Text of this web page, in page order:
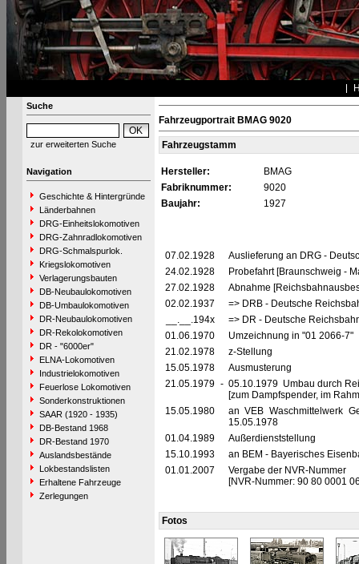
Suche
zur erweiterten Suche
Navigation
Geschichte & Hintergründe
Länderbahnen
DRG-Einheitslokomotiven
DRG-Zahnradlokomotiven
DRG-Schmalspurlok.
Kriegslokomotiven
Verlagerungsbauten
DB-Neubaulokomotiven
DB-Umbaulokomotiven
DR-Neubaulokomotiven
DR-Rekolokomotiven
DR - "6000er"
ELNA-Lokomotiven
Industrielokomotiven
Feuerlose Lokomotiven
Sonderkonstruktionen
SAAR (1920 - 1935)
DB-Bestand 1968
DR-Bestand 1970
Auslandsbestände
Lokbestandslisten
Erhaltene Fahrzeuge
Zerlegungen
Fahrzeugportrait BMAG 9020
Fahrzeugstamm
Hersteller:
BMAG
Fabriknummer:
9020
Baujahr:
1927
07.02.1928
Auslieferung an DRG -
24.02.1928
Probefahrt [Braunschweig -
27.02.1928
Abnahme
02.02.1937
=> DRB - Deutsche
__.__.194x
=> DR - Deutsche
01.06.1970
Umzeichnung in "01 2066-7"
21.02.1978
z-Stellung
15.05.1978
Ausmusterung
21.05.1979 - 05.10.1979 Umbau durch
[zum Dampfspender, im
15.05.1980
an VEB Waschmittelwerk
15.05.1978
01.04.1989
Außerdienststellung
15.10.1993
an BEM - Bayerisches
01.01.2007
Vergabe der NVR-Nummer
[NVR-Nummer: 90 80 0001
Fotos